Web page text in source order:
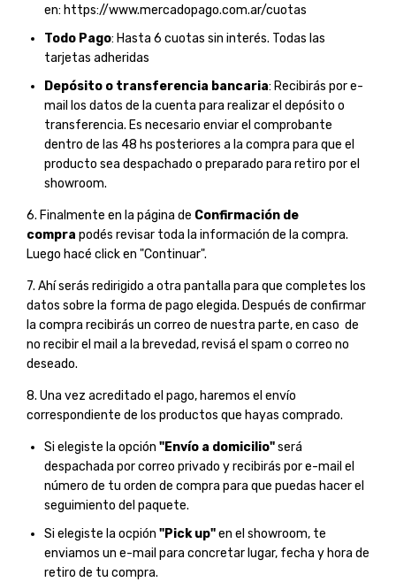
en: https://www.mercadopago.com.ar/cuotas
Todo Pago: Hasta 6 cuotas sin interés. Todas las
tarjetas adheridas
Depósito o transferencia bancaria: Recibirás por e-
mail los datos de la cuenta para realizar el depósito o
transferencia. Es necesario enviar el comprobante
dentro de las 48 hs posteriores a la compra para que el
producto sea despachado o preparado para retiro por el
showroom.
6. Finalmente en la página de Confirmación de
compra podés revisar toda la información de la compra.
Luego hacé click en "Continuar".
7. Ahí serás redirigido a otra pantalla para que completes los
datos sobre la forma de pago elegida. Después de confirmar
la compra recibirás un correo de nuestra parte, en caso de
no recibir el mail a la brevedad, revisá el spam o correo no
deseado.
8. Una vez acreditado el pago, haremos el envío
correspondiente de los productos que hayas comprado.
Si elegiste la opción "Envío a domicilio"será
despachada por correo privado y recibirás por e-mail el
número de tu orden de compra para que puedas hacer el
seguimiento del paquete.
Si elegiste la ocpión "Pick up"en el showroom, te
enviamos un e-mail para concretar lugar, fecha y hora de
retiro de tu compra.